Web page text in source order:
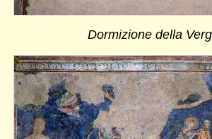
Dormizione della